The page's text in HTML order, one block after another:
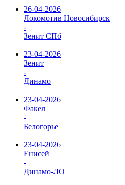
26-04-2026
Локомотив Новосибирск
-
Зенит СПб
23-04-2026
Зенит
-
Динамо
23-04-2026
Факел
-
Белогорье
23-04-2026
Енисей
-
Динамо-ЛО